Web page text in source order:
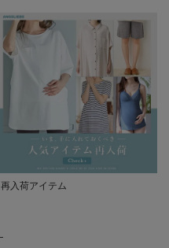
再入荷アイテム